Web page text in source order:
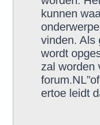
kunnen
vinden. Als
wordt
zal worden
ertoe leidt